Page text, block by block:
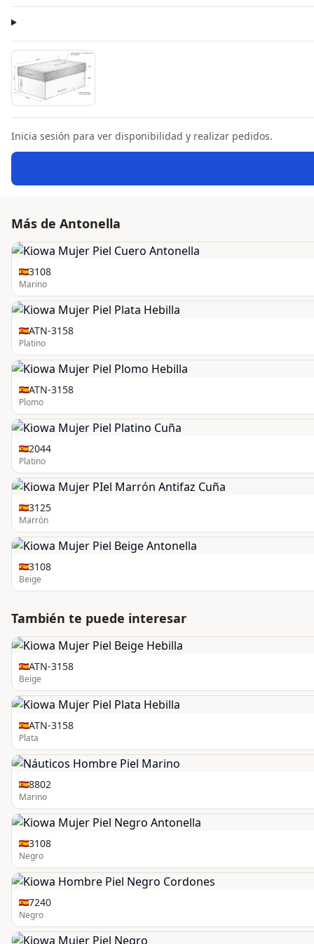
Inicia sesión para ver disponibilidad y realizar pedidos.
Más de Antonella
3108
Marino
ATN-3158
Platino
ATN-3158
Plomo
2044
Platino
3125
Marrón
3108
Beige
También te puede interesar
ATN-3158
Beige
ATN-3158
Plata
8802
Marino
3108
Negro
7240
Negro